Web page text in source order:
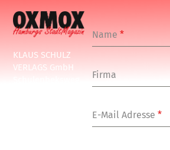
KLAUS SCHULZ
VERLAGS GmbH
Name*
Firma
E-Mail Adresse*